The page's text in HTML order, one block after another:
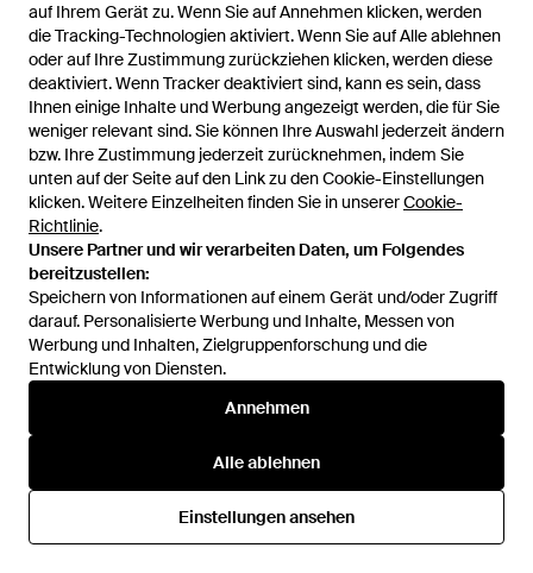
auf Ihrem Gerät zu. Wenn Sie auf Annehmen klicken, werden
die Tracking-Technologien aktiviert. Wenn Sie auf Alle ablehnen
oder auf Ihre Zustimmung zurückziehen klicken, werden diese
deaktiviert. Wenn Tracker deaktiviert sind, kann es sein, dass
Ihnen einige Inhalte und Werbung angezeigt werden, die für Sie
weniger relevant sind. Sie können Ihre Auswahl jederzeit ändern
bzw. Ihre Zustimmung jederzeit zurücknehmen, indem Sie
unten auf der Seite auf den Link zu den Cookie-Einstellungen
klicken. Weitere Einzelheiten finden Sie in unsererCookie-
Richtlinie.
Unsere Partner und wir verarbeiten Daten, um Folgendes
bereitzustellen:
Speichern von Informationen auf einem Gerät und/oder Zugriff
darauf. Personalisierte Werbung und Inhalte, Messen von
Werbung und Inhalten, Zielgruppenforschung und die
Entwicklung von Diensten.
Annehmen
Alle ablehnen
Einstellungen ansehen
auf Ihrem Gerät zu. Wenn Sie auf Annehmen klicken, werden
die Tracking-Technologien aktiviert. Wenn Sie auf Alle ablehnen
oder auf Ihre Zustimmung zurückziehen klicken, werden diese
deaktiviert. Wenn Tracker deaktiviert sind, kann es sein, dass
Ihnen einige Inhalte und Werbung angezeigt werden, die für Sie
weniger relevant sind. Sie können Ihre Auswahl jederzeit ändern
bzw. Ihre Zustimmung jederzeit zurücknehmen, indem Sie
unten auf der Seite auf den Link zu den Cookie-Einstellungen
klicken. Weitere Einzelheiten finden Sie in unsererCookie-
Richtlinie.
Unsere Partner und wir verarbeiten Daten, um Folgendes
bereitzustellen:
Speichern von Informationen auf einem Gerät und/oder Zugriff
darauf. Personalisierte Werbung und Inhalte, Messen von
Werbung und Inhalten, Zielgruppenforschung und die
Entwicklung von Diensten.
Annehmen
Alle ablehnen
Einstellungen ansehen
139 €104,25 €
Timex
Analoguhr Chicago - Blau
Von ABOUT YOU
SALE
289 €
Timex
Analoguhr - Grau
VonABOUT YOU
139 €